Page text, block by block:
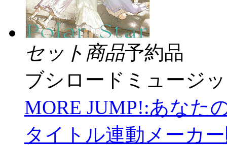
セット商品予約品
ブシロードミュージ
MORE JUMP!:あなた
タイトル連動メーカ